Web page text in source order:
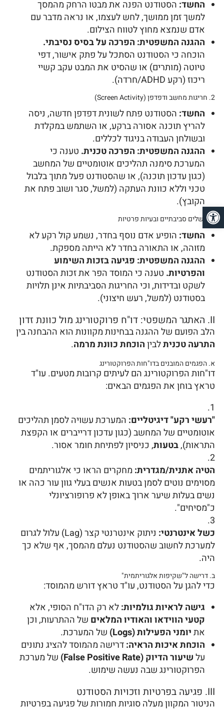
החשד: הסטודנט הפנה את מבטו הרחק מהמסך
למשך זמן ממושך, לחש לעצמו, או נראה מדבר עם
אדם שנמצא מחוץ לטווח הצילום.
ההגנה המשפטית: הפרכה על בסיס נסיבתי.
הוכחה כי הסטודנט הסתכל על פתק אישור, דפי
טיוטה (מותרים) או שהסיט את המבט עקב קשיי
ריכוז (רקע ADHD/חרדה).
2. חריגות מחשב ודפדפן (Screen Activity)
החשד: הסטודנט פתח לשונית דפדפן חדשה, ניסה
להריץ תוכנה אסורה ברקע, או השתמש במקלדת
ובשולחן העבודה בניגוד לכללים.
ההגנה המשפטית: הפרכה טכנית. טענה כי
המערכת סימנה תהליכים אוטומטיים של המחשב
(כגון עדכון תוכנה), או שהסטודנט פעל מתוך בלבול
טכני וללא כוונת העתקה (למשל, סגר ושוב פתח את
הקובץ).
3. כשלים סביבתיים ובעיות פרטיות
החשד: הופיע אדם נוסף בחדר, נשמע קול רקע לא
מזוהה, או התאורה בחדר לא הייתה מספקת.
ההגנה המשפטית: פגיעה בזכות השימוע
והפרטיות. טענה כי המוסד הפר את זכות הסטודנט
לשקט ובדידות, וכי החריגות הסביבתיות אינן תלויות
בסטודנט (למשל, רעש חיצוני).
II. האתגר המשפטי: דו"ח פרוקטורינג מול כוונת זדון
הלב הפועם של ההגנה בבחינות מקוונות הוא ההבחנה בין
התרעה טכניתלביןהוכחת כוונת מרמה.
א. הפגמים המובנים בדו"חות הפרוקטורינג
דו"חות הפרוקטורינג הם לעיתים קרובות מטעים. עו"ד
טראץ בוחן את הפגמים הבאים:
"רעשי רקע" דיגיטליים: המערכת עשויה לסמן תהליכים
אוטומטיים של המחשב (כגון עדכון דרייברים או הקפצת
התראות),בטעות, כניסיון לפתיחת חומר אסור.
הטיה אתנית/מגדרית: מחקרים הראו כי אלגוריתמים
מסוימים נוטים לסמן בטעות אנשים בעלי גוון עור כהה או
נשים בעלות שיער ארוך באופן לא פרופורציונלי
כ"מסיחים".
כשל אינטרנטי:
ניתוק אינטרנטי קצר (Lag) עלול לגרום
למערכת לחשוב שהסטודנט נעלם מהמסך, אף שלא כך
היה.
ב. דרישה ל"שקיפות אלגוריתמית"
כדי להגן על הסטודנט, עו"ד טראץ דורש מהמוסד:
גישה לראיות גולמיות:לא רק הדו"ח הסופי, אלא
קטעי הווידאו והאודיו המלאים של ההתרעות, וכן
אתיומני הפעילות (Logs)
של המערכת.
הוכחת איכות הראיה:דרישה מהמוסד להציג נתונים
עלשיעור הדיוק (False Positive Rate)
של מערכת
הפרוקטורינג שבה נעשה שימוש.
III. פגיעה בפרטיות וזכויות הסטודנט
הניטור המקוון מעלה סוגיות חמורות של פגיעה בפרטיות
פתח סרגל נגישות